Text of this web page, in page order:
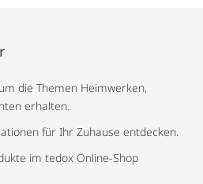
die Themen Heimwerken,
erhalten.
für Ihr Zuhause entdecken.
im tedox Online-Shop